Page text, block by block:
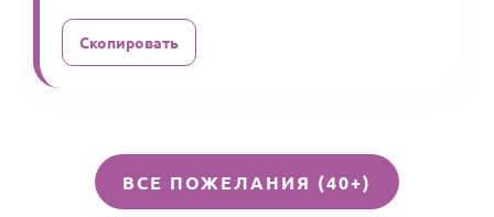
Скопировать
ВСЕ ПОЖЕЛАНИЯ (40+)